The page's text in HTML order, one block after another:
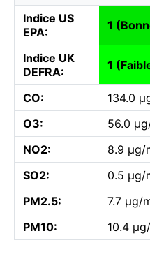
Indice US
EPA:
1
Indice UK
DEFRA:
1
CO:
134.0
O3:
56.0
NO2:
8.9 µg/
SO2:
0.5 µg/
PM2.5:
7.7 µg/
PM10:
10.4